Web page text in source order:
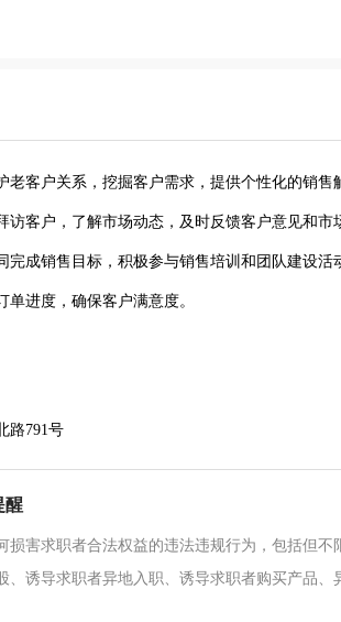
老客户关系，挖掘客户需求，提供个性化的销售
访客户，了解市场动态，及时反馈客户意见和市
完成销售目标，积极参与销售培训和团队建设活
单进度，确保客户满意度。
路791号
醒
损害求职者合法权益的违法违规行为，包括但
、诱导求职者异地入职、诱导求职者购买产品